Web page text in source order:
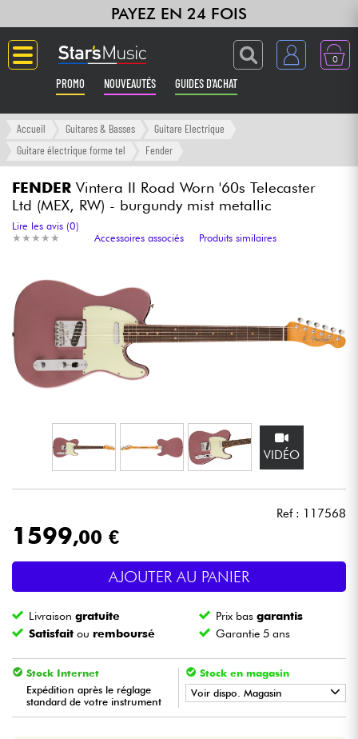
PAYEZ EN 24 FOIS
0
PROMO NOUVEAUTÉS GUIDES D'ACHAT
Langue
Amplis & Effets
Synthés & Sampleurs
Home Studio
Casques
DJ
Eclairage
Batteries & Percu
Vents
Violons & Quatuor
Eveil Musical
Accueil Guitares & Basses
Guitare Electrique
Guitare électrique forme tel
Fender
FENDER Vintera II Road Worn '60s Telecaster
Ltd (MEX, RW) - burgundy mist metallic
★ ★ ★ ★ ★
★ ★ ★ ★ ★
Lire les avis (0)
Accessoires associés
Produits similaires
VIDÉO
Ref : 117568
1599,00 €
AJOUTER AU PANIER
Livraisongratuite Prix basgarantis
Satisfait ou remboursé Garantie 5 ans
Stock Internet
Expédition après le réglage
standard de votre instrument
Stock en magasin
Voir dispo. Magasin
•